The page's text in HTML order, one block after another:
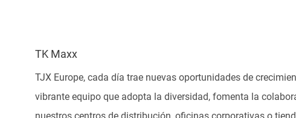
TK Maxx
TJX Europe, cada día trae nuevas oportunidades de
vibrante equipo que adopta la diversidad, fomenta la